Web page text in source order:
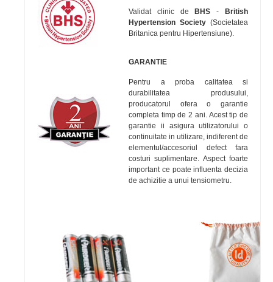
Validat clinic de BHS -
British
Hypertension Society (Societatea
Britanica pentru Hipertensiune).
GARANTIE
Pentru a proba calitatea si
durabilitatea produsului,
producatorul ofera o garantie
completa timp de 2 ani. Acest tip de
garantie ii asigura utilizatorului o
continuitate in utilizare, indiferent de
elementul/accesoriul defect fara
costuri suplimentare. Aspect foarte
important ce poate influenta decizia
de achizitie a unui tensiometru.